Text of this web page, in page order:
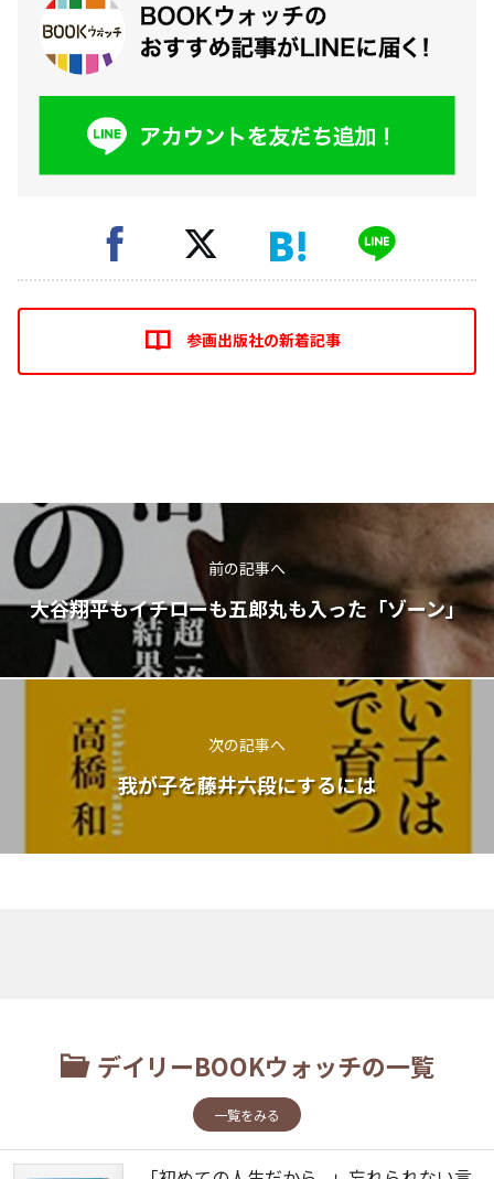
参画出版社の新着記事
前の記事へ
大谷翔平もイチローも五郎丸も入った「ゾーン」
次の記事へ
我が子を藤井六段にするには
デイリーBOOKウォッチの一覧
一覧をみる